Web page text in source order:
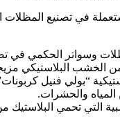
في تصنيع
وسواتر الحكمي في
الخشب البلاستيكي
“بولي فنيل
والحشرات.
التي تحمي البلاستيك